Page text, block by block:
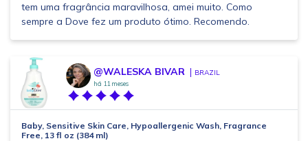
tem uma fragrância maravilhosa, amei muito. Como
sempre a Dove fez um produto ótimo. Recomendo.
@WALESKA BIVAR BRAZIL
há 11 meses
Baby, Sensitive Skin Care, Hypoallergenic Wash, Fragrance
Free, 13 fl oz (384 ml)